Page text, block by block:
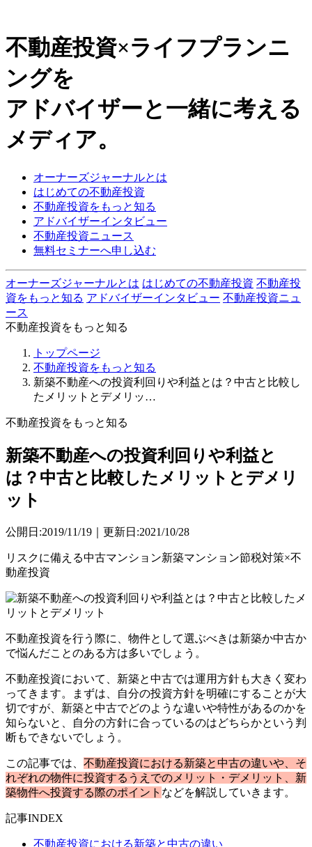
不動産投資×ライフプランニ
ングを
アドバイザーと一緒に考える
メディア。
オーナーズジャーナルとは
はじめての不動産投資
不動産投資をもっと知る
アドバイザーインタビュー
不動産投資ニュース
無料セミナーへ申し込む
オーナーズジャーナルとは はじめての不動産投資 不動産投
資をもっと知る アドバイザーインタビュー 不動産投資ニュ
ース
不動産投資をもっと知る
トップページ
不動産投資をもっと知る
新築不動産への投資利回りや利益とは？中古と比較し
たメリットとデメリッ…
不動産投資をもっと知る
新築不動産への投資利回りや利益と
は？中古と比較したメリットとデメリ
ット
公開日:2019/11/19｜更新日:2021/10/28
リスクに備える中古マンション新築マンション節税対策×不
動産投資
不動産投資を行う際に、物件として選ぶべきは新築か中古か
で悩んだことのある方は多いでしょう。
不動産投資において、新築と中古では運用方針も大きく変わ
ってきます。まずは、自分の投資方針を明確にすることが大
切ですが、新築と中古でどのような違いや特性があるのかを
知らないと、自分の方針に合っているのはどちらかという判
断もできないでしょう。
この記事では、 不動産投資における新築と中古の違いや、そ
れぞれの物件に投資するうえでのメリット・デメリット、新
築物件へ投資する際のポイント などを解説していきます。
記事INDEX
不動産投資における新築と中古の違い